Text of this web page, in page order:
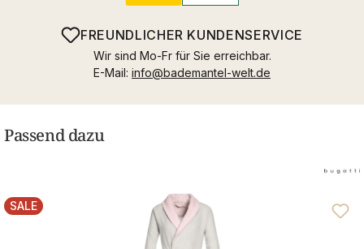
FREUNDLICHER KUNDENSERVICE
Wir sind Mo-Fr für Sie erreichbar.
E-Mail: info@bademantel-welt.de
Passend dazu
RABATT
SALE